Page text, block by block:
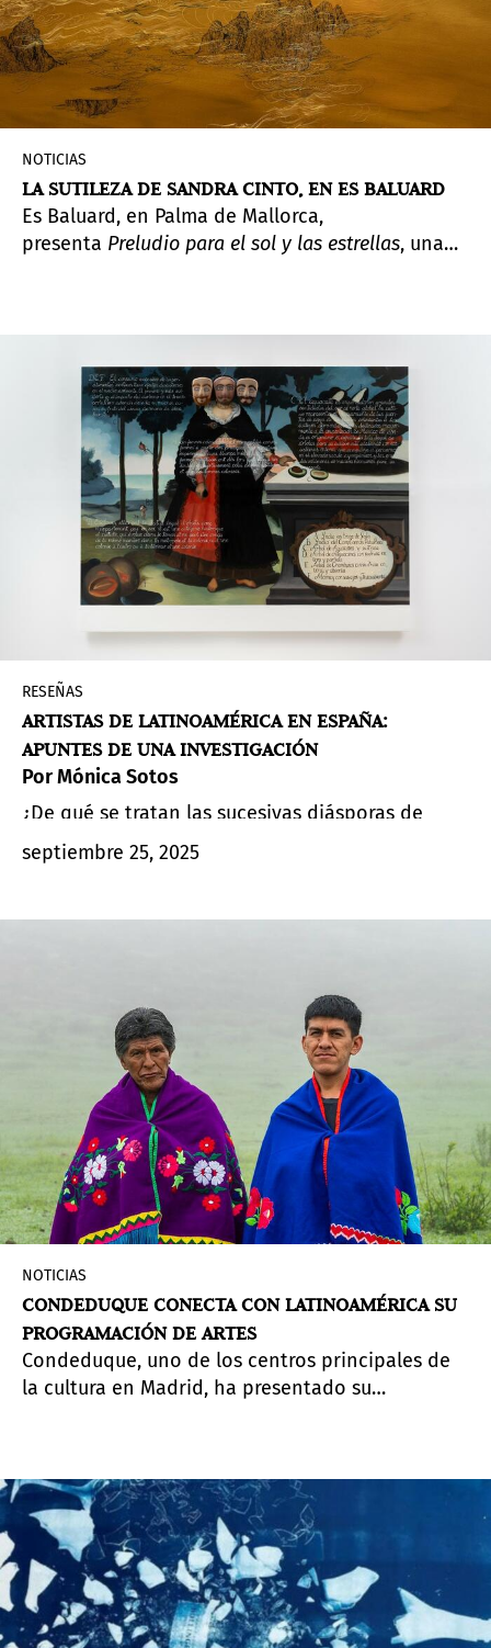
pasado y el presente, así como del espectador y
su propuesta.
NOTICIAS
LA SUTILEZA DE SANDRA CINTO, EN ES BALUARD
Es Baluard, en Palma de Mallorca,
presenta Preludio para el sol y las estrellas, una
resultado envuelve al visitante en un paisaje
expandido que invita a la reflexión desde el
detenimiento, creando un lugar donde la
contemplación, lo sensorial y la pausa se
convierten en elementos clave de la experiencia.
RESEÑAS
ARTISTAS DE LATINOAMÉRICA EN ESPAÑA:
APUNTES DE UNA INVESTIGACIÓN
Por Mónica Sotos
¿De qué se tratan las sucesivas diásporas de
artistas latinoamericanos a España desde los
últimos años previos al comienzo del siglo XXI
septiembre 25, 2025
NOTICIAS
CONDEDUQUE CONECTA CON LATINOAMÉRICA SU
PROGRAMACIÓN DE ARTES
Condeduque, uno de los centros principales de
la cultura en Madrid, ha presentado su
nombró recientemente al escritor mexicano
Jorge Volpi para las facetas de dirección del
centro cultural, además, ha rediseñado en siete
áreas de actuación sus propuestas, entre las que
se refuerzan las conexiones de las distintas artes
vivas y de los espacios expositivos.